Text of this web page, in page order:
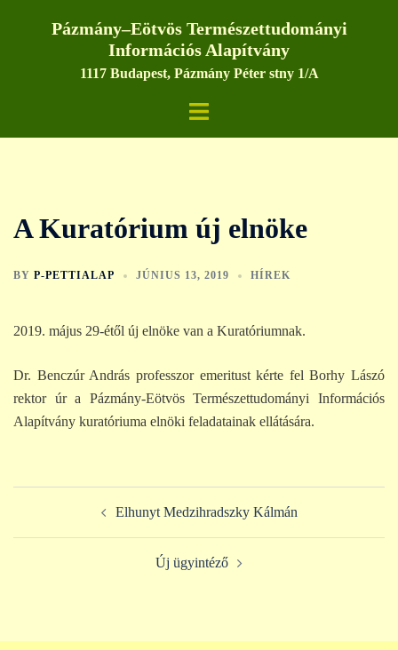
Pázmány–Eötvös Természettudományi
Információs Alapítvány
1117 Budapest, Pázmány Péter stny 1/A
Toggle
A Kuratórium új elnöke
BY P-PETTIALAP JÚNIUS 13, 2019 HÍREK
2019. május 29-étől új elnöke van a Kuratóriumnak.
Dr. Benczúr András professzor emeritust kérte fel Borhy Lászó
rektor úr a Pázmány-Eötvös Természettudományi Információs
Alapítvány kuratóriuma elnöki feladatainak ellátására.
navigation
Elhunyt Medzihradszky Kálmán
Új ügyintéző